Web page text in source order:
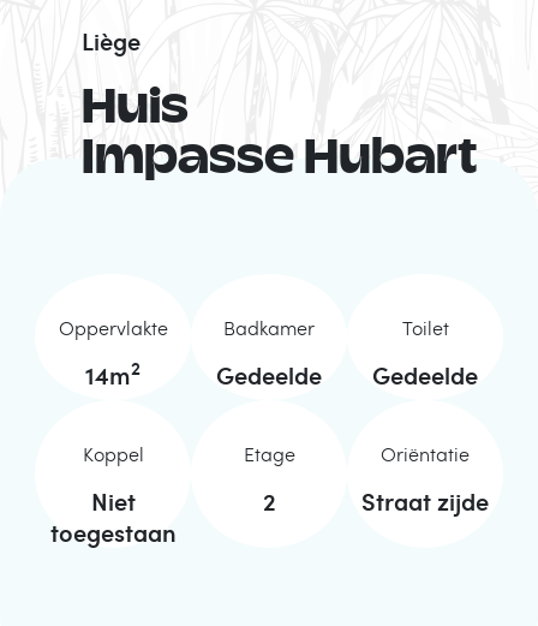
Huis
Impasse Hubart
Liège
Oppervlakte
14m2
Badkamer
Gedeelde
Toilet
Gedeelde
Koppel
Niet
toegestaan
Etage
2
Oriëntatie
Straat zijde